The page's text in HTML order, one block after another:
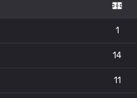
1
14
11